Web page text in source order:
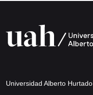
Universidad Alberto Hurtado